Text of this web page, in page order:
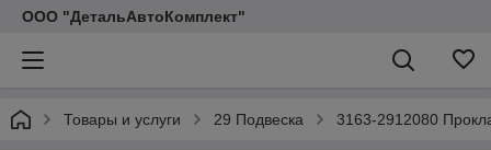
ООО "ДетальАвтоКомплект"
Товары и услуги 29 Подвеска 3163-2912080